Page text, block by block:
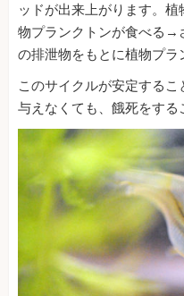
ッドが出来上がります。
物プランクトンが食べる→
の排泄物をもとに植物プ
このサイクルが安定する
与えなくても、餓死をする